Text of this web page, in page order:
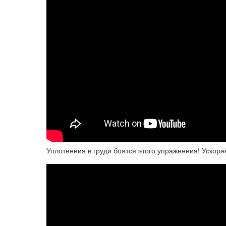
Уплотнения в груди боятся этого упражнения!